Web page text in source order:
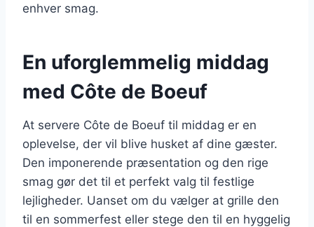
enhver smag.
En uforglemmelig middag
med Côte de Boeuf
At servere Côte de Boeuf til middag er en
oplevelse, der vil blive husket af dine gæster.
Den imponerende præsentation og den rige
smag gør det til et perfekt valg til festlige
lejligheder. Uanset om du vælger at grille den
til en sommerfest eller stege den til en hyggelig